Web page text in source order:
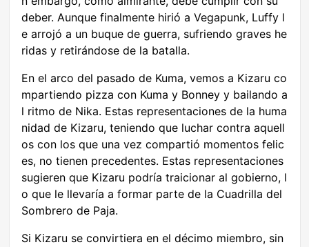
deber. Aunque finalmente hirió a Vegapunk, Luffy l
e arrojó a un buque de guerra, sufriendo graves he
ridas y retirándose de la batalla.
En el arco del pasado de Kuma, vemos a Kizaru co
mpartiendo pizza con Kuma y Bonney y bailando a
l ritmo de Nika. Estas representaciones de la huma
nidad de Kizaru, teniendo que luchar contra aquell
os con los que una vez compartió momentos felic
es, no tienen precedentes. Estas representaciones
sugieren que Kizaru podría traicionar al gobierno, l
o que le llevaría a formar parte de la Cuadrilla del
Sombrero de Paja.
Si Kizaru se convirtiera en el décimo miembro, sin